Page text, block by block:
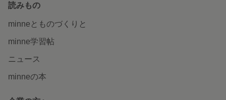
読みもの
minneとものづくりと
minne学習帖
ニュース
minneの本